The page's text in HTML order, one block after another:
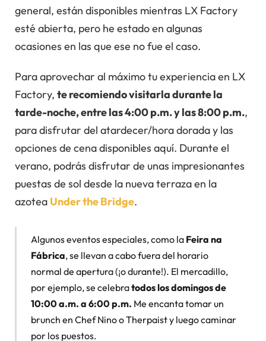
general, están disponibles mientras LX Factory
esté abierta, pero he estado en algunas
ocasiones en las que ese no fue el caso.
Para aprovechar al máximo tu experiencia en LX
Factory, te recomiendo visitarla durante la
tarde-noche, entre las 4:00 p.m. y las 8:00 p.m.,
para disfrutar del atardecer/hora dorada y las
opciones de cena disponibles aquí. Durante el
verano, podrás disfrutar de unas impresionantes
puestas de sol desde la nueva terraza en la
azotea Under the Bridge.
Algunos eventos especiales, como la Feira na
Fábrica, se llevan a cabo fuera del horario
normal de apertura (¡o durante!). El mercadillo,
por ejemplo, se celebratodos los domingos de
10:00 a.m. a 6:00 p.m. Me encanta tomar un
brunch en Chef Nino o Therpaist y luego caminar
por los puestos.